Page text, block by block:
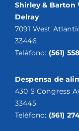
Shirley & Barton
Delray
7091 West
33446
Teléfono: (561)
Despensa de
430 S Congress
33445
Teléfono: (561)